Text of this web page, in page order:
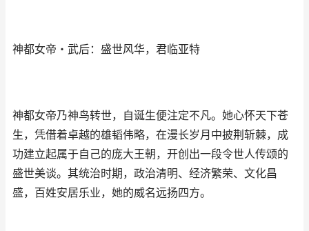
神都女帝・武后：盛世风华，君临亚特
神都女帝乃神鸟转世，自诞生便注定不凡。她心怀天下苍
生，凭借着卓越的雄韬伟略，在漫长岁月中披荆斩棘，成
功建立起属于自己的庞大王朝，开创出一段令世人传颂的
盛世美谈。其统治时期，政治清明、经济繁荣、文化昌
盛，百姓安居乐业，她的威名远扬四方。